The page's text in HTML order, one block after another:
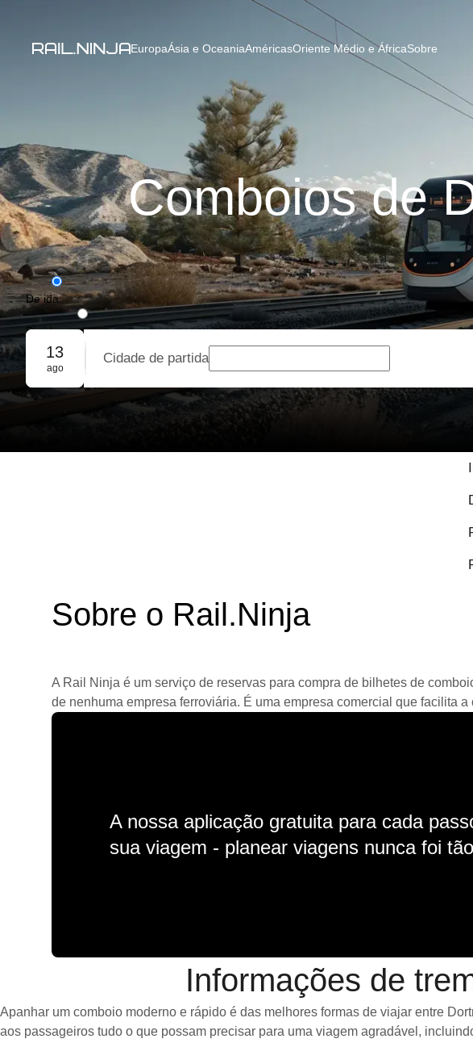
EuropaÁsia e OceaniaAméricasOriente Médio e ÁfricaSobre
Comboios de
De ida
De ida e volta
Reserva em grupo
13
ago
Cidade de partida
Sobre o Rail.Ninja
A Rail Ninja é um serviço de reservas para compra de bilhetes de
de nenhuma empresa ferroviária. É uma empresa comercial que facilita
A nossa aplicação gratuita para cada
sua viagem - planear viagens nunca foi
Informações de
Apanhar um comboio moderno e rápido é das melhores formas de viajar entre
aos passageiros tudo o que possam precisar para uma viagem agradável,